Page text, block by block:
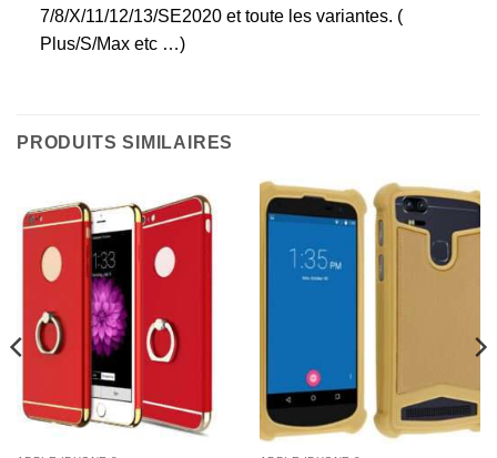
7/8/X/11/12/13/SE2020 et toute les variantes. (
Plus/S/Max etc …)
PRODUITS SIMILAIRES